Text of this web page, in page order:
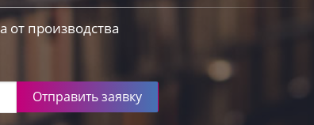
от производства
Отправить заявку